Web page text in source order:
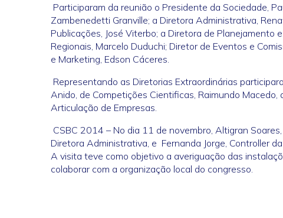
Participaram da reunião o Presidente da Sociedade,
Zambenedetti Granville; a Diretora Administrativa,
Publicações, José Viterbo; a Diretora de Planejamento
Regionais, Marcelo Duduchi; Diretor de Eventos e
e Marketing, Edson Cáceres.
Representando as Diretorias Extraordinárias
Anido, de Competições Cientificas, Raimundo
Articulação de Empresas.
CSBC 2014 – No dia 11 de novembro, Altigran
Diretora Administrativa, e Fernanda Jorge, Controller
A visita teve como objetivo a averiguação das
colaborar com a organização local do congresso.